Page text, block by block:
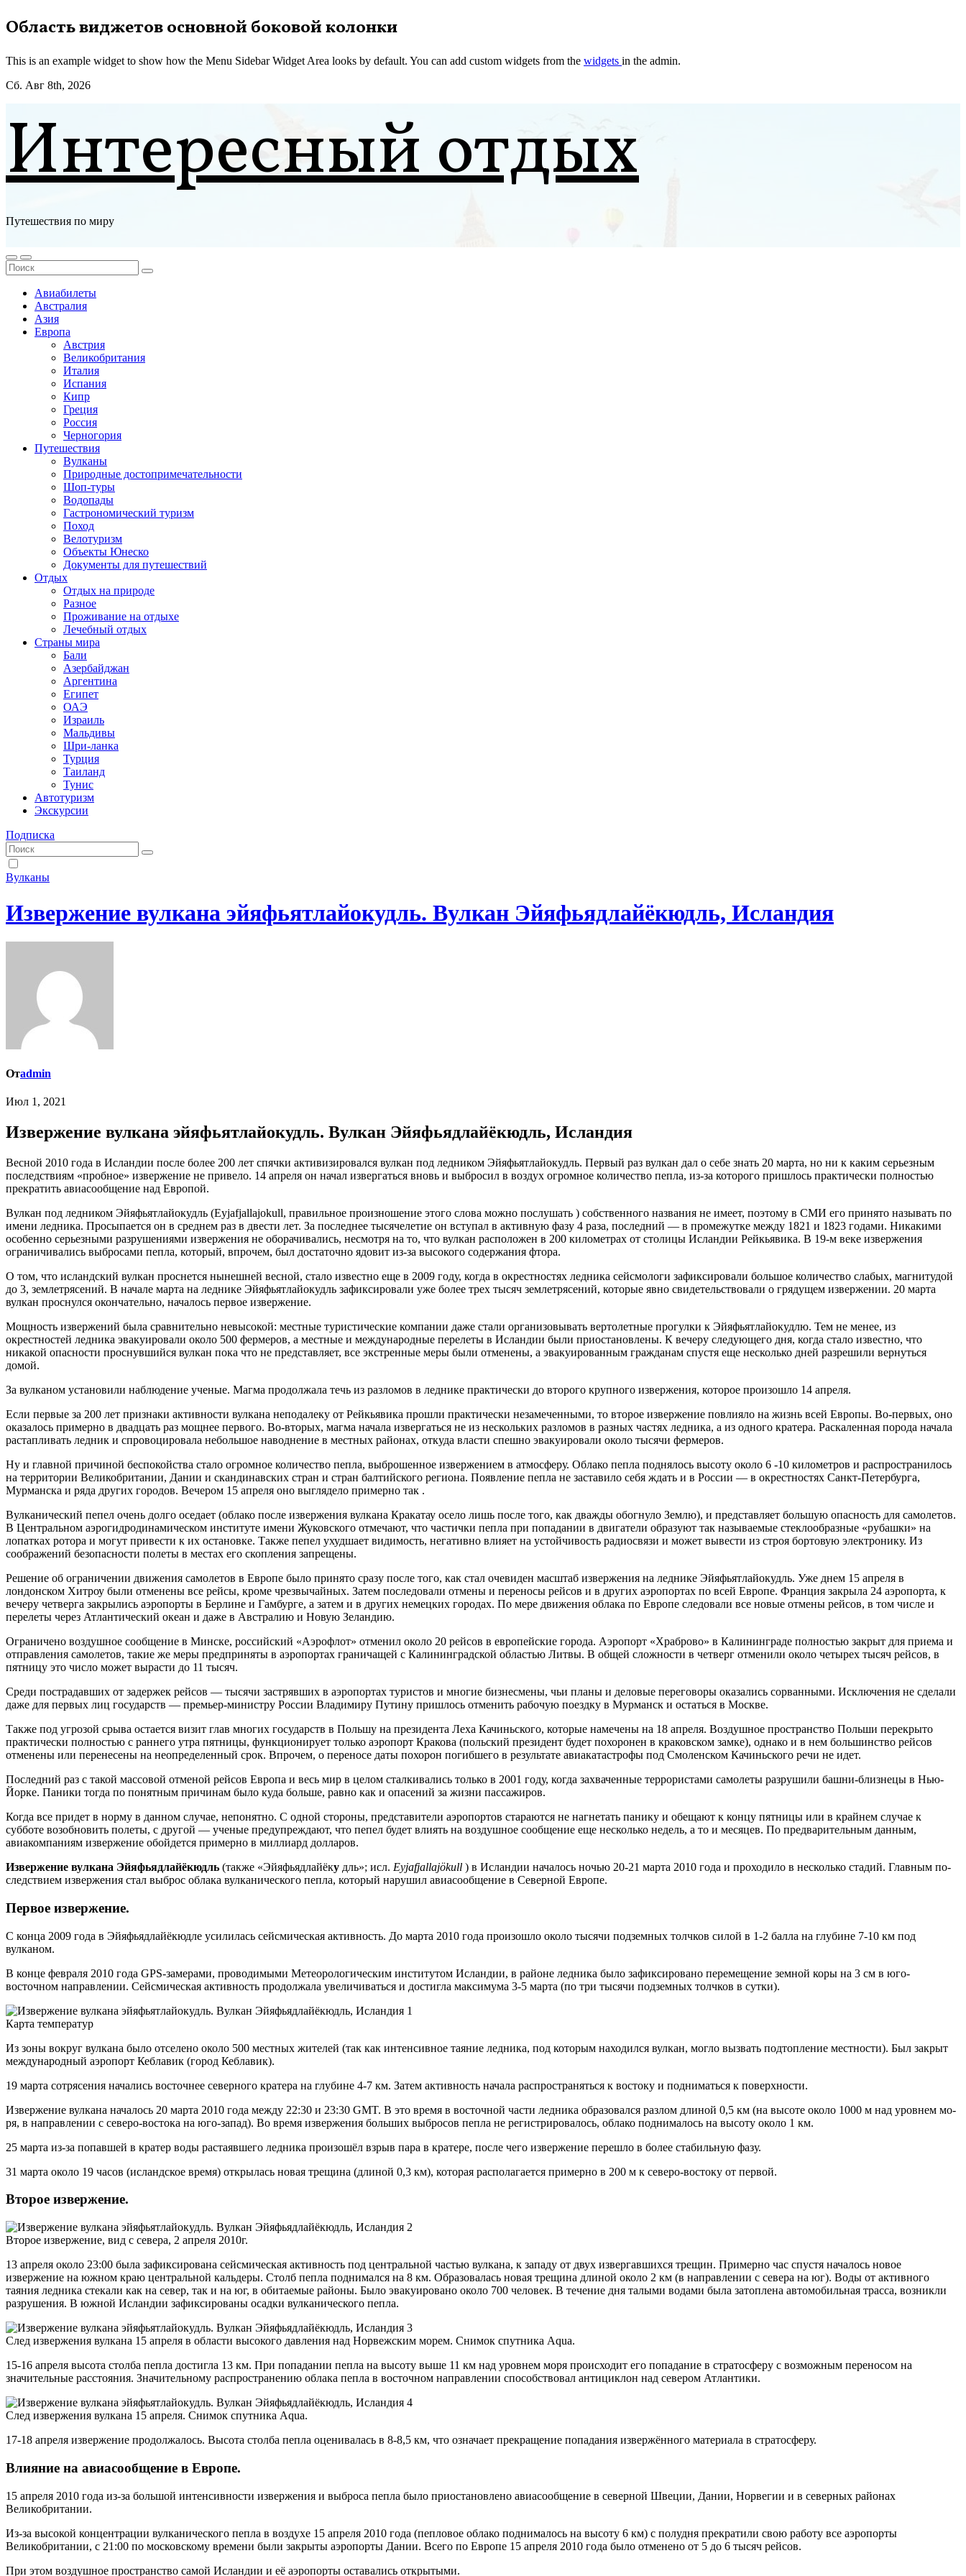
Перейти
к
Область виджетов основной боковой колонки
This is an example widget to show how the Menu Sidebar Widget Area looks by default. You can add custom widgets from the widgets in the admin.
Сб. Авг 8th, 2026
Интересный отдых
Путешествия по миру
Авиабилеты
Австралия
Азия
Европа
Австрия
Великобритания
Италия
Испания
Кипр
Греция
Россия
Черногория
Путешествия
Вулканы
Природные достопримечательности
Шоп-туры
Водопады
Гастрономический туризм
Поход
Велотуризм
Объекты Юнеско
Документы для путешествий
Отдых
Отдых на природе
Разное
Проживание на отдыхе
Лечебный отдых
Страны мира
Бали
Азербайджан
Аргентина
Египет
ОАЭ
Израиль
Мальдивы
Шри-ланка
Турция
Таиланд
Тунис
Автотуризм
Экскурсии
Подписка
Вулканы
Извержение вулкана эйяфьятлайокудль. Вулкан Эйяфьядлайёкюдль, Исландия
Отadmin
Июл 1, 2021
Извержение вулкана эйяфьятлайокудль. Вулкан Эйяфьядлайёкюдль, Исландия
Весной 2010 года в Исландии после более 200 лет спячки активизировался вулкан под ледником Эйяфьятлайокудль. Первый раз вулкан дал о себе знать 20 марта, но ни к каким серьезным
последствиям «пробное» извержение не привело. 14 апреля он начал извергаться вновь и выбросил в воздух огромное количество пепла, из-за которого пришлось практически полностью
прекратить авиасообщение над Европой.
Вулкан под ледником Эйяфьятлайокудль (Eyjafjallajokull, правильное произношение этого слова можно послушать ) собственного названия не имеет, поэтому в СМИ его принято называть по
имени ледника. Просыпается он в среднем раз в двести лет. За последнее тысячелетие он вступал в активную фазу 4 раза, последний — в промежутке между 1821 и 1823 годами. Никакими
особенно серьезными разрушениями извержения не оборачивались, несмотря на то, что вулкан расположен в 200 километрах от столицы Исландии Рейкьявика. В 19-м веке извержения
ограничивались выбросами пепла, который, впрочем, был достаточно ядовит из-за высокого содержания фтора.
О том, что исландский вулкан проснется нынешней весной, стало известно еще в 2009 году, когда в окрестностях ледника сейсмологи зафиксировали большое количество слабых, магнитудой
до 3, землетрясений. В начале марта на леднике Эйяфьятлайокудль зафиксировали уже более трех тысяч землетрясений, которые явно свидетельствовали о грядущем извержении. 20 марта
вулкан проснулся окончательно, началось первое извержение.
Мощность извержений была сравнительно невысокой: местные туристические компании даже стали организовывать вертолетные прогулки к Эйяфьятлайокудлю. Тем не менее, из
окрестностей ледника эвакуировали около 500 фермеров, а местные и международные перелеты в Исландии были приостановлены. К вечеру следующего дня, когда стало известно, что
никакой опасности проснувшийся вулкан пока что не представляет, все экстренные меры были отменены, а эвакуированным гражданам спустя еще несколько дней разрешили вернуться
домой.
За вулканом установили наблюдение ученые. Магма продолжала течь из разломов в леднике практически до второго крупного извержения, которое произошло 14 апреля.
Если первые за 200 лет признаки активности вулкана неподалеку от Рейкьявика прошли практически незамеченными, то второе извержение повлияло на жизнь всей Европы. Во-первых, оно
оказалось примерно в двадцать раз мощнее первого. Во-вторых, магма начала извергаться не из нескольких разломов в разных частях ледника, а из одного кратера. Раскаленная порода начала
растапливать ледник и спровоцировала небольшое наводнение в местных районах, откуда власти спешно эвакуировали около тысячи фермеров.
Ну и главной причиной беспокойства стало огромное количество пепла, выброшенное извержением в атмосферу. Облако пепла поднялось высоту около 6 -10 километров и распространилось
на территории Великобритании, Дании и скандинавских стран и стран балтийского региона. Появление пепла не заставило себя ждать и в России — в окрестностях Санкт-Петербурга,
Мурманска и ряда других городов. Вечером 15 апреля оно выглядело примерно так .
Вулканический пепел очень долго оседает (облако после извержения вулкана Кракатау осело лишь после того, как дважды обогнуло Землю), и представляет большую опасность для самолетов.
В Центральном аэрогидродинамическом институте имени Жуковского отмечают, что частички пепла при попадании в двигатели образуют так называемые стеклообразные «рубашки» на
лопатках ротора и могут привести к их остановке. Также пепел ухудшает видимость, негативно влияет на устойчивость радиосвязи и может вывести из строя бортовую электронику. Из
соображений безопасности полеты в местах его скопления запрещены.
Решение об ограничении движения самолетов в Европе было принято сразу после того, как стал очевиден масштаб извержения на леднике Эйяфьятлайокудль. Уже днем 15 апреля в
лондонском Хитроу были отменены все рейсы, кроме чрезвычайных. Затем последовали отмены и переносы рейсов и в других аэропортах по всей Европе. Франция закрыла 24 аэропорта, к
вечеру четверга закрылись аэропорты в Берлине и Гамбурге, а затем и в других немецких городах. По мере движения облака по Европе следовали все новые отмены рейсов, в том числе и
перелеты через Атлантический океан и даже в Австралию и Новую Зеландию.
Ограничено воздушное сообщение в Минске, российский «Аэрофлот» отменил около 20 рейсов в европейские города. Аэропорт «Храброво» в Калининграде полностью закрыт для приема и
отправления самолетов, такие же меры предприняты в аэропортах граничащей с Калининградской областью Литвы. В общей сложности в четверг отменили около четырех тысяч рейсов, в
пятницу это число может вырасти до 11 тысяч.
Среди пострадавших от задержек рейсов — тысячи застрявших в аэропортах туристов и многие бизнесмены, чьи планы и деловые переговоры оказались сорванными. Исключения не сделали
даже для первых лиц государств — премьер-министру России Владимиру Путину пришлось отменить рабочую поездку в Мурманск и остаться в Москве.
Также под угрозой срыва остается визит глав многих государств в Польшу на президента Леха Качиньского, которые намечены на 18 апреля. Воздушное пространство Польши перекрыто
практически полностью с раннего утра пятницы, функционирует только аэропорт Кракова (польский президент будет похоронен в краковском замке), однако и в нем большинство рейсов
отменены или перенесены на неопределенный срок. Впрочем, о переносе даты похорон погибшего в результате авиакатастрофы под Смоленском Качиньского речи не идет.
Последний раз с такой массовой отменой рейсов Европа и весь мир в целом сталкивались только в 2001 году, когда захваченные террористами самолеты разрушили башни-близнецы в Нью-
Йорке. Паники тогда по понятным причинам было куда больше, равно как и опасений за жизни пассажиров.
Когда все придет в норму в данном случае, непонятно. С одной стороны, представители аэропортов стараются не нагнетать панику и обещают к концу пятницы или в крайнем случае к
субботе возобновить полеты, с другой — ученые предупреждают, что пепел будет влиять на воздушное сообщение еще несколько недель, а то и месяцев. По предварительным данным,
авиакомпаниям извержение обойдется примерно в миллиард долларов.
Извержение вулкана Эйяфьядлайёкюдль (также «Эйяфьядлайёку дль»; исл. Eyjafjallajökull ) в Ис­лан­дии началось ночью 20-21 марта 2010 года и проходило в несколько стадий. Главным по­
след­ст­ви­ем извержения стал выброс облака вулканического пепла, который нарушил авиа­со­об­ще­ние в Се­вер­ной Европе.
Первое извержение.
С конца 2009 года в Эйяфьядлайёкюдле усилилась сейсмическая активность. До марта 2010 года произошло около тысячи подземных толчков силой в 1-2 балла на глубине 7-10 км под
вулканом.
В конце февраля 2010 года GPS-замерами, проводимыми Метеорологическим институтом Исландии, в районе ледника было зафиксировано перемещение земной коры на 3 см в юго-
восточном на­прав­ле­нии. Сейсмическая активность продолжала увеличиваться и достигла максимума 3-5 марта (по три тысячи подземных толчков в сутки).
Карта температур
Из зоны вокруг вулкана было отселено около 500 местных жителей (так как интенсивное таяние лед­ни­ка, под которым находился вулкан, могло вызвать подтопление местности). Был закрыт
меж­ду­на­род­ный аэропорт Кеблавик (город Кеблавик).
19 марта сотрясения начались восточнее северного кратера на глубине 4-7 км. Затем активность на­ча­ла распространяться к востоку и подниматься к поверхности.
Извержение вулкана началось 20 марта 2010 года между 22:30 и 23:30 GMT. В это время в вос­точ­ной части ледника образовался разлом длиной 0,5 км (на высоте около 1000 м над уровнем мо­
ря, в на­прав­ле­нии с северо-востока на юго-запад). Во время извержения больших выбросов пепла не ре­ги­стри­ро­ва­лось, облако поднималось на высоту около 1 км.
25 марта из-за попавшей в кратер воды растаявшего ледника произошёл взрыв пара в кратере, после чего извержение перешло в более стабильную фазу.
31 марта около 19 часов (исландское время) открылась новая трещина (длиной 0,3 км), которая рас­по­ла­га­ет­ся примерно в 200 м к северо-востоку от первой.
Второе извержение.
Второе извержение, вид с севера, 2 апреля 2010г.
13 апреля около 23:00 была зафиксирована сейсмическая активность под центральной частью вул­ка­на, к западу от двух извергавшихся трещин. Примерно час спустя началось новое
извержение на юж­ном краю центральной кальдеры. Столб пепла поднимался на 8 км. Образовалась новая трещина длиной около 2 км (в направлении с севера на юг). Воды от активного
таяния ледника стекали как на север, так и на юг, в обитаемые районы. Было эвакуировано около 700 человек. В течение дня та­лы­ми водами была затоплена автомобильная трасса, возникли
разрушения. В южной Исландии за­фик­си­ро­ва­ны осадки вулканического пепла.
След извержения вулкана 15 апреля в области высокого давления над Норвежским морем. Снимок спутника Aqua.
15-16 апреля высота столба пепла достигла 13 км. При попадании пепла на высоту выше 11 км над уровнем моря происходит его попадание в стратосферу с возможным переносом на
значительные расстояния. Значительному распространению облака пепла в восточном направлении способствовал антициклон над севером Атлантики.
След извержения вулкана 15 апреля. Снимок спутника Aqua.
17-18 апреля извержение продолжалось. Высота столба пепла оценивалась в 8-8,5 км, что оз­на­ча­ет прекращение попадания извержённого материала в стратосферу.
Влияние на авиасообщение в Европе.
15 апреля 2010 года из-за большой интенсивности извержения и выброса пепла было при­ос­та­нов­ле­но авиасообщение в северной Швеции, Дании, Норвегии и в северных районах
Великобритании.
Из-за высокой концентрации вулканического пепла в воздухе 15 апреля 2010 года (пепловое об­ла­ко поднималось на высоту 6 км) с полудня прекратили свою работу все аэропорты
Великобритании, с 21:00 по московскому времени были закрыты аэропорты Дании. Всего по Европе 15 апреля 2010 года было отменено от 5 до 6 тысяч рейсов.
При этом воздушное пространство самой Исландии и её аэропорты оставались открытыми.